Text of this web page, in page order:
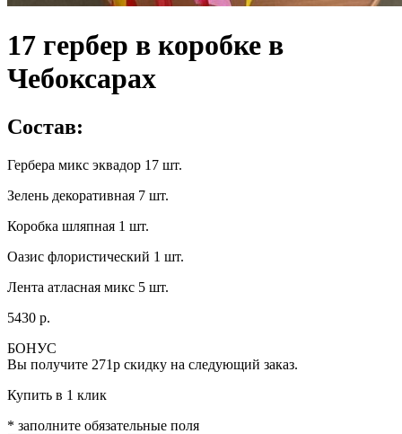
17 гербер в коробке в
Чебоксарах
Состав:
Гербера микс эквадор 17 шт.
Зелень декоративная 7 шт.
Коробка шляпная 1 шт.
Оазис флористический 1 шт.
Лента атласная микс 5 шт.
5430 р.
БОНУС
Вы получите 271р скидку на следующий заказ.
Купить в 1 клик
* заполните обязательные поля